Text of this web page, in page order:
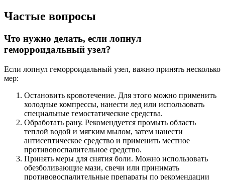
Частые вопросы
Что нужно делать, если лопнул
геморроидальный узел?
Если лопнул геморроидальный узел, важно принять несколько
мер:
Остановить кровотечение. Для этого можно применить
холодные компрессы, нанести лед или использовать
специальные гемостатические средства.
Обработать рану. Рекомендуется промыть область
теплой водой и мягким мылом, затем нанести
антисептическое средство и применить местное
противовоспалительное средство.
Принять меры для снятия боли. Можно использовать
обезболивающие мази, свечи или принимать
противовоспалительные препараты по рекомендации